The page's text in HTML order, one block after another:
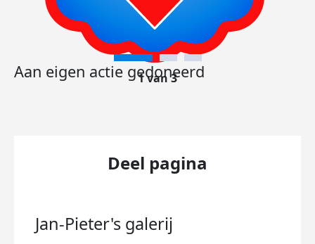
Aan eigen actie gedoneerd
1 van 3
Deel pagina
Jan-Pieter's galerij